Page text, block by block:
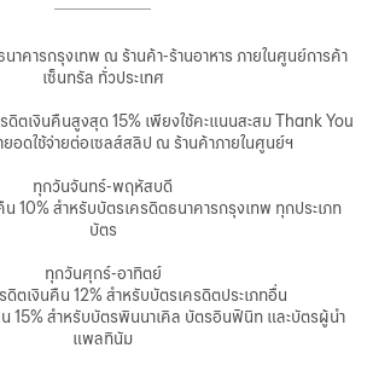
คารกรุงเทพ ณ ร้านค้า-ร้านอาหาร ภายในศูนย์การค้า
เซ็นทรัล ทั่วประเทศ
ดิตเงินคืนสูงสุด 15% เพียงใช้คะแนนสะสม Thank You
ยอดใช้จ่ายต่อเซลส์สลิป ณ ร้านค้าภายในศูนย์ฯ
ทุกวันจันทร์-พฤหัสบดี
10% สำหรับบัตรเครดิตธนาคารกรุงเทพ ทุกประเภท
บัตร
ทุกวันศุกร์-อาทิตย์
ดิตเงินคืน 12% สำหรับบัตรเครดิตประเภทอื่น
15% สำหรับบัตรพินนาเคิล บัตรอินฟินิท และบัตรผู้นำ
แพลทินัม